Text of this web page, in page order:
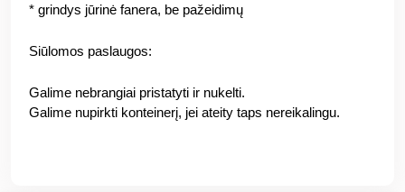
* grindys jūrinė fanera, be pažeidimų
Siūlomos paslaugos:
Galime nebrangiai pristatyti ir nukelti.
Galime nupirkti konteinerį, jei ateity taps nereikalingu.